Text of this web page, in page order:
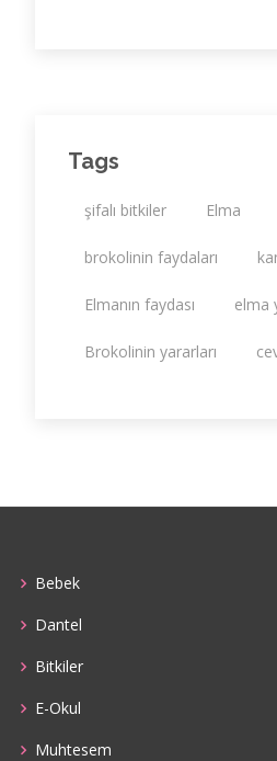
Tags
şifalı bitkiler Elma
brokolinin faydaları
Elmanın faydası elma
Brokolinin yararları
Bebek
Dantel
Bitkiler
E-Okul
Muhtesem